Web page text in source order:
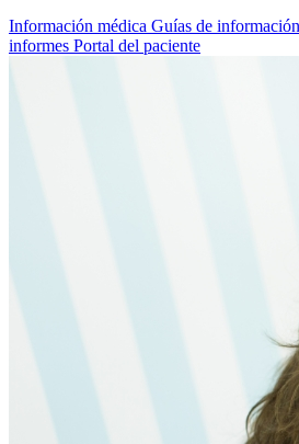
Información médica Guías de
informes Portal del paciente